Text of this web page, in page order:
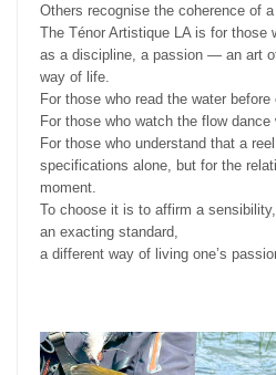
Others recognise the coherence of a
The Ténor Artistique LA is for those
as a discipline, a passion — an art
way of life.
For those who read the water before
For those who watch the flow dance
For those who understand that a
specifications alone, but for the
moment.
To choose it is to affirm a sensibility,
an exacting standard,
a different way of living one’s